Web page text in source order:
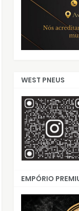
WEST PNEUS
EMPÓRIO